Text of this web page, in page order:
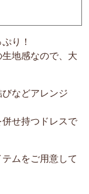
り！
地感なので、大
などアレンジ
せ持つドレスで
ムをご用意して